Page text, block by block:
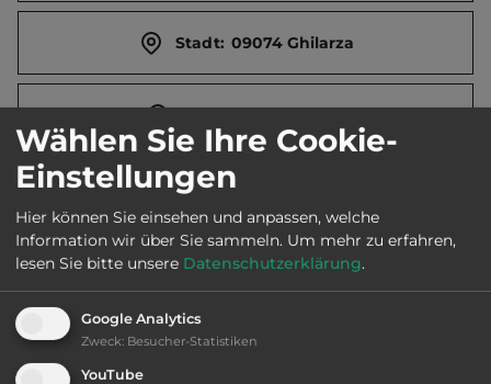
Stadt: 09074 Ghilarza
E-Mail: sindaco@comune.ghilarza.or.it
Öffnungszeiten: Ganzjährig geöffnet
Ausstattung
Wählen Sie Ihre Cookie-
Einstellungen
Hier können Sie einsehen und anpassen, welche
Information wir über Sie sammeln. Um mehr zu erfahren,
lesen Sie bitte unsere Datenschutzerklärung.
Google Analytics
Zweck: Besucher-Statistiken
YouTube